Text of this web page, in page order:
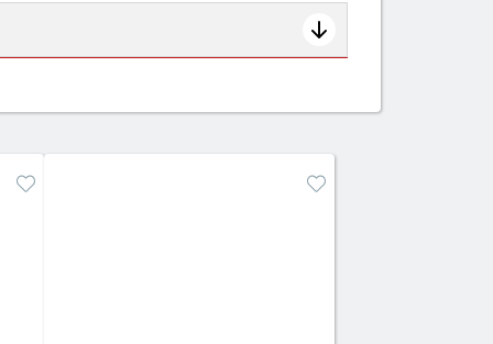
от детей).